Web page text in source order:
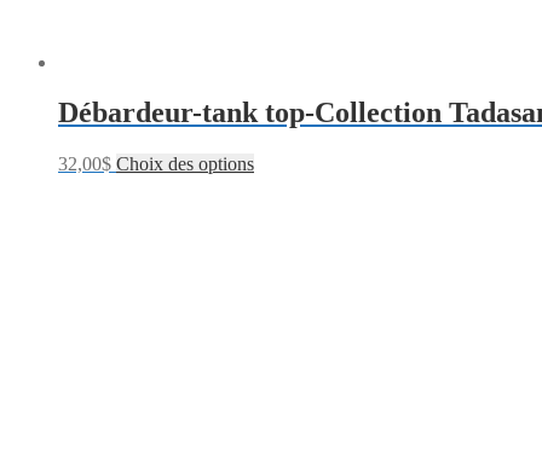
Débardeur-tank top-Collection
32,00$ Choix des options